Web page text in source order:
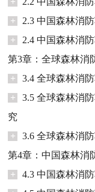
+
2.3 中国森林消
+
2.4 中国森林消
第3章：全球森林消
+
3.4 全球森林消
+
3.5 全球森林消
究
+
3.6 全球森林消
第4章：中国森林消
+
4.3 中国森林消